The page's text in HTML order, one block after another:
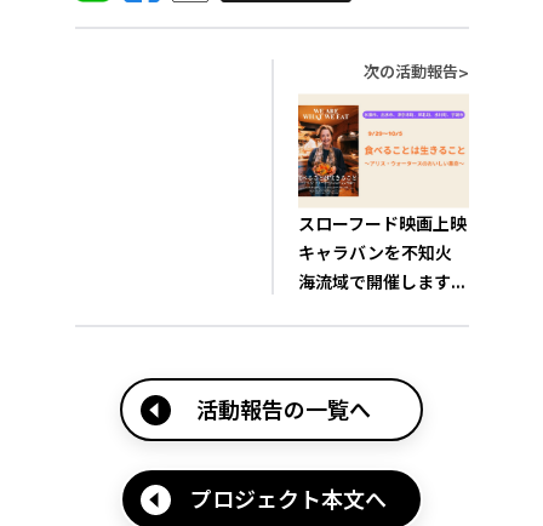
スローフード映画上映
キャラバンを不知火
海流域で開催します...
次の活動報告>
活動報告の一覧へ
プロジェクト本文へ